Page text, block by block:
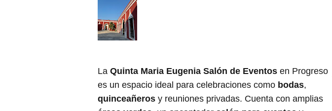
La Quinta Maria Eugenia Salón de Eventos en Progreso
es un espacio ideal para celebraciones como bodas,
quinceañeros y reuniones privadas. Cuenta con amplias